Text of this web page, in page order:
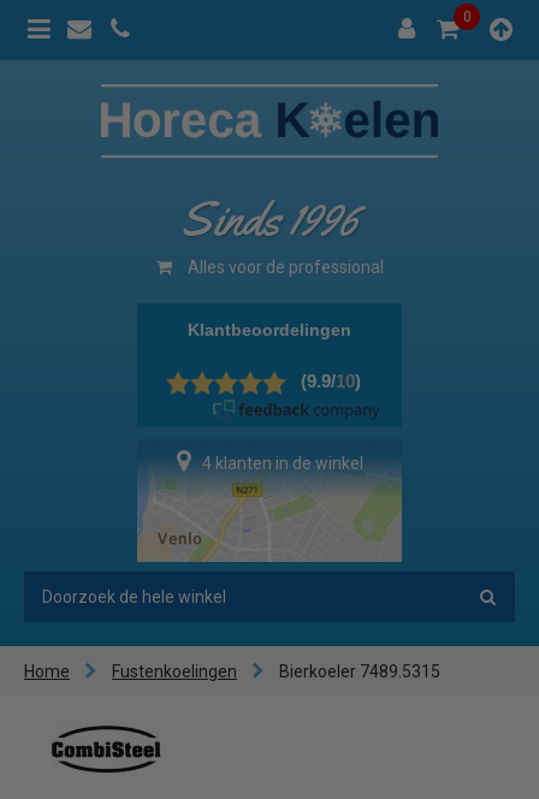
0
Sinds 1996
Alles voor de professional
4 klanten in de winkel
Home Fustenkoelingen Bierkoeler 7489.5315